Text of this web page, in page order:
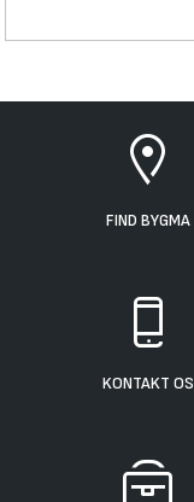
FIND BYGMA
KONTAKT OS